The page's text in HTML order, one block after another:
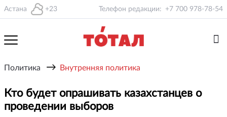
Астана +23 Телефон редакции: +7 700 978-78-54
Политика → Внутренняя политика
Кто будет опрашивать казахстанцев о
проведении выборов